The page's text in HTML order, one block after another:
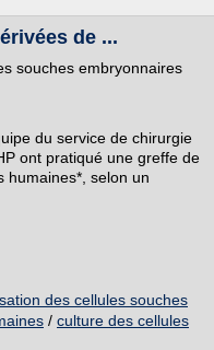
de ...
souches embryonnaires
du service de chirurgie
ont pratiqué une greffe de
humaines*, selon un
des cellules souches
/ culture des cellules